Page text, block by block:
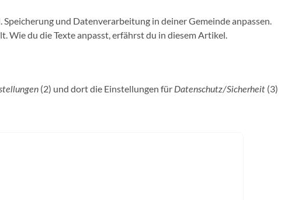
und Datenverarbeitung in deiner Gemeinde anpassen.
du die Texte anpasst, erfährst du in diesem Artikel.
(2) und dort die Einstellungen für Datenschutz/Sicherheit (3)